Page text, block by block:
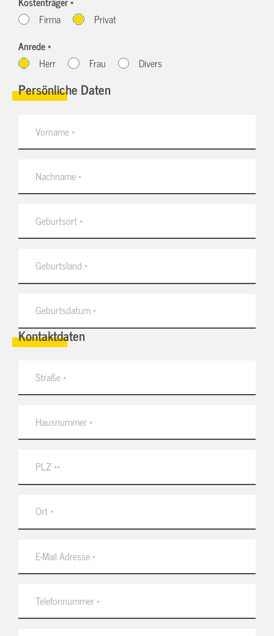
Firma
Privat
Anrede *
Herr
Frau Divers
Persönliche Daten
Kontaktdaten